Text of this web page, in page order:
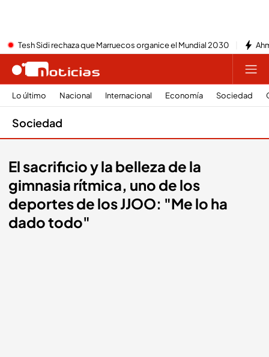
Tesh Sidi rechaza que Marruecos organice el Mundial 2030
Lo último Nacional Internacional Economía Sociedad
Sociedad
El sacrificio y la belleza de la
gimnasia rítmica, uno de los
deportes de los JJOO: "Me lo ha
dado todo"